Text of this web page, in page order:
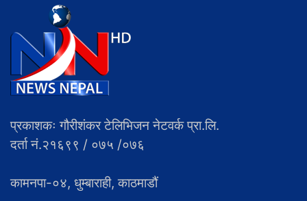
प्रकाशकः गौरीशंकर टेलिभिजन नेटवर्क प्रा.लि.
दर्ता नं.२१६९९ / ०७५ /०७६
कामनपा-०४, धुम्बाराही, काठमाडौं